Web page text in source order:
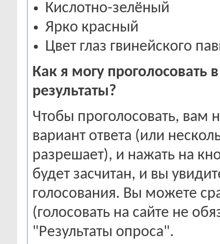
Кислотно-зелёный
Ярко красный
Цвет глаз гвинейского
Как я могу проголосовать
результаты?
Чтобы проголосовать, вам
вариант ответа (или
разрешает), и нажать на
будет засчитан, и вы
голосования. Вы можете
(голосовать на сайте не
"Результаты опроса".